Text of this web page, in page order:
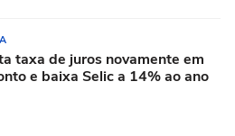
taxa de juros novamente em
e baixa Selic a 14% ao ano